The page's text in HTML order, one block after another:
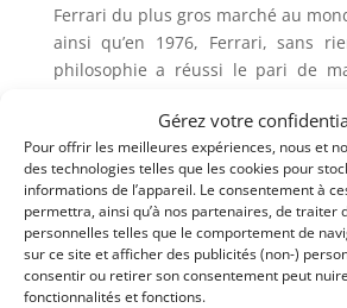
Gérez votre
Pour offrir les meilleures expériences, nous et
des technologies telles que les cookies pour
informations de l’appareil. Le consentement à
permettra, ainsi qu’à nos partenaires, de traiter
personnelles telles que le comportement de
sur ce site et afficher des publicités (non-)
consentir ou retirer son consentement peut
fonctionnalités et fonctions.
Ferrari du plus gros marché au
ainsi qu’en 1976, Ferrari, sans
philosophie a réussi le pari de
C’est ainsi qu’est sortie la Ferrari
étrennera un nouveau moteur
passe de 4,4 à 5 litres.
La production de la 512 BB
929 exemplaires produits; elle sera
Ferrari 512 BBi.